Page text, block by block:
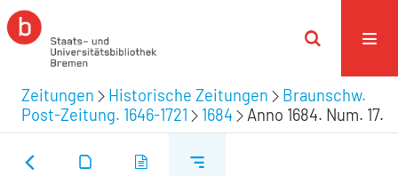
Zeitungen Historische Zeitungen
Braunschw.
Post-Zeitung. 1646-1721
1684 Anno 1684. Num. 17.